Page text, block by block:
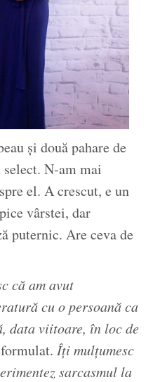
și două pahare de
N-am mai
el. A crescut, e un
vârstei, dar
puternic. Are ceva de
că am avut
cu o persoană ca
data viitoare, în loc de
Îți mulțumesc
sarcasmul la